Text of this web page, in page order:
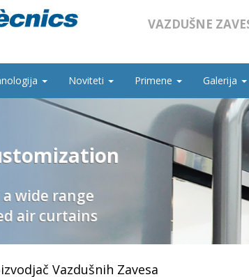
VAZDUŠNE
Noviteti Primene Galerija
Vazdušnih Zavesa